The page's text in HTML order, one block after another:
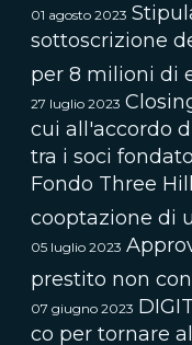
01 agosto 2023
sottoscrizione
per 8 milioni di
27 luglio 2023
cui all'accordo
tra i soci
Fondo Three
cooptazione di
05 luglio 2023
prestito non
07 giugno 2023
co per tornare